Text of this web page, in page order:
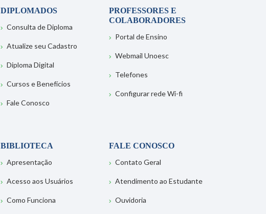
DIPLOMADOS
Consulta de Diploma
Atualize seu Cadastro
Diploma Digital
Cursos e Benefícios
Fale Conosco
PROFESSORES E
COLABORADORES
Portal de Ensino
Webmail Unoesc
Telefones
Configurar rede Wi-fi
BIBLIOTECA
Apresentação
Acesso aos Usuários
Como Funciona
FALE CONOSCO
Contato Geral
Atendimento ao Estudante
Ouvidoria